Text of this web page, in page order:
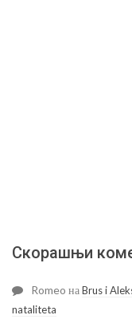
Скорашњи
Romeo наBrus i
nataliteta